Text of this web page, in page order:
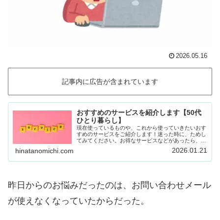
2026.05.16
記事内に広告が含まれています
おすすめのサービスを紹介します【50代
ひとり暮らし】
現在使っているものや、これから使っていきたいおす
すめのサービスをご紹介します！迷った時に、ためし
てみてください。お得なサービスなどがあったら、随
時載せていきます！Amazon prime (アマゾンプラ
イム) 30日間の無料体験ができます。…
hinatanomichi.com 2026.01.21
昨日からのお悩みだったのは、お問い合わせメール
が使えなくなっていたからだった。